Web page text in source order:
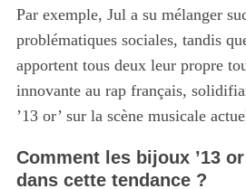
Par exemple, Jul a su mélanger
problématiques sociales, tandis
apportent tous deux leur propre
innovante au rap français,
’13 or’ sur la scène musicale
Comment les bijoux ’13
dans cette tendance ?